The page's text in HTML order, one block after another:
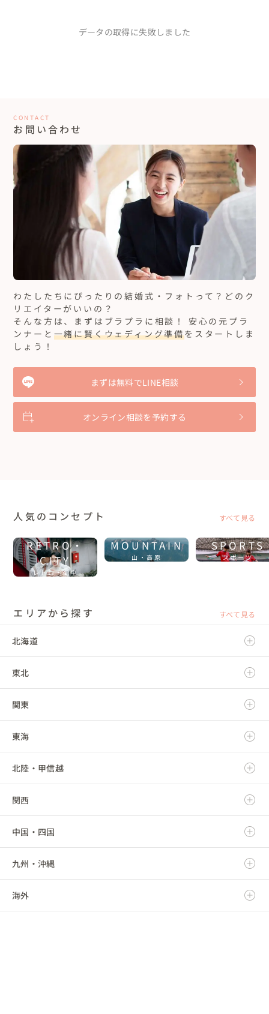
データの取得に失敗しました
CONTACT
お問い合わせ
わたしたちにぴったりの結婚式・フォトって？どのク
リエイターがいいの？
そんな方は、まずはブラプラに相談！ 安心の元プラ
ンナーと 一緒に賢くウェディング準備をスタートしま
しょう！
まずは無料でLINE相談
オンライン相談を予約する
人気のコンセプト すべて見る
RETRO・
CITY
レトロ・街中
MOUNTAIN
山・高原
SPORTS
スポーツ
エリアから探す すべて見る
北海道
北海道
東北
青森県
岩手県
宮城県
秋田県
山形県
福島県
関東
茨城県
栃木県
群馬県
埼玉県
千葉県
東京都
東海
岐阜県
静岡県
愛知県
三重県
北陸・甲信越
新潟県
富山県
石川県
福井県
関西
滋賀県
京都府
大阪府
中国・四国
鳥取県
島根県
九州・沖縄
福岡県
海外